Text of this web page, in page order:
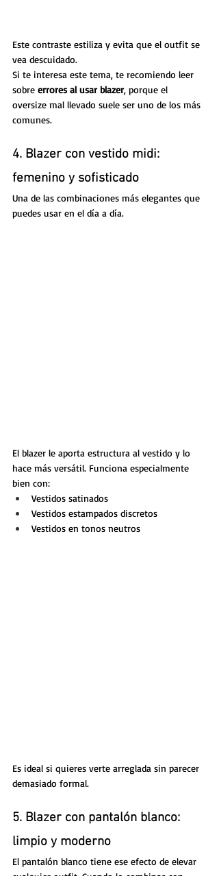
Este contraste estiliza y evita que el outfit se
vea descuidado.
Si te interesa este tema, te recomiendo leer
sobre errores al usar blazer, porque el
oversize mal llevado suele ser uno de los más
comunes.
4. Blazer con vestido midi:
femenino y sofisticado
Una de las combinaciones más elegantes que
puedes usar en el día a día.
El blazer le aporta estructura al vestido y lo
hace más versátil. Funciona especialmente
bien con:
Vestidos satinados
Vestidos estampados discretos
Vestidos en tonos neutros
Es ideal si quieres verte arreglada sin parecer
demasiado formal.
5. Blazer con pantalón blanco:
limpio y moderno
El pantalón blanco tiene ese efecto de elevar